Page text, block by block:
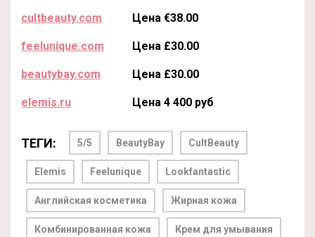
cultbeauty.com Цена €38.00
feelunique.com Цена £30.00
beautybay.com Цена £30.00
elemis.ru Цена 4 400 руб
ТЕГИ: 5/5 BeautyBay CultBeauty
Elemis Feelunique Lookfantastic
Английская косметика Жирная кожа
Комбинированная кожа Крем для умывания